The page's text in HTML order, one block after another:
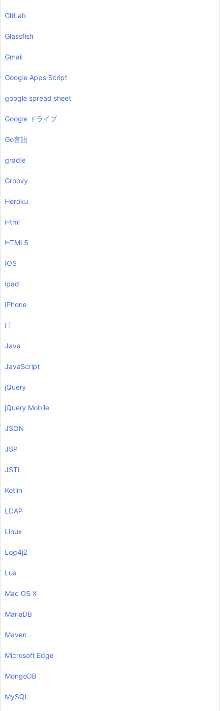
GitLab
Glassfish
Gmail
Google Apps Script
google spread sheet
Google ドライブ
Go言語
gradle
Groovy
Heroku
Html
HTML5
IOS
ipad
iPhone
IT
Java
JavaScript
jQuery
jQuery Mobile
JSON
JSP
JSTL
Kotlin
LDAP
Linux
Log4j2
Lua
Mac OS X
MariaDB
Maven
Microsoft Edge
MongoDB
MySQL